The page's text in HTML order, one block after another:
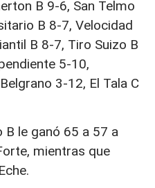
B 9-6, San Telmo
B 8-7, Velocidad
B 8-7, Tiro Suizo B
5-10,
3-12, El Tala C
B le ganó 65 a 57 a
mientras que